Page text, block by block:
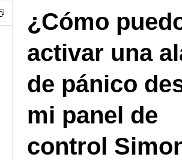
¿Cómo
activar una
de pánico
mi panel de
control